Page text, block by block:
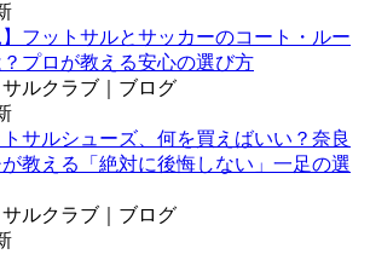
】フットサルとサッカーのコート・ルー
プロが教える安心の選び方
ルクラブ｜ブログ
サルシューズ、何を買えばいい？奈良
教える「絶対に後悔しない」一足の選
ルクラブ｜ブログ